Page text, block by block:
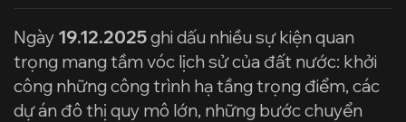
Ngày 19.12.2025ghi dấu nhiều sự kiện quan
trọng mang tầm vóc lịch sử của đất nước: khởi
công những công trình hạ tầng trọng điểm, các
dự án đô thị quy mô lớn, những bước chuyển